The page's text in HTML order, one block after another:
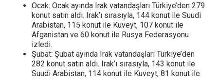
Ocak: Ocak ayında Irak vatandaşları Türkiye’den 279
konut satın aldı. Irak’ı sırasıyla, 144 konut ile Suudi
Arabistan, 115 konut ile Kuveyt, 107 konut ile
Afganistan ve 60 konut ile Rusya Federasyonu
izledi.
Şubat: Şubat ayında Irak vatandaşları Türkiye’den
282 konut satın aldı. Irak’ı sırasıyla, 143 konut ile
Suudi Arabistan, 114 konut ile Kuveyt, 81 konut ile